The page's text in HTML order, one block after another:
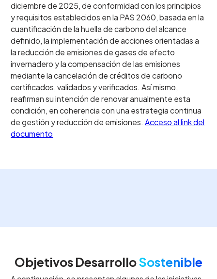
diciembre de 2025, de conformidad con los principios
y requisitos establecidos en la PAS 2060, basada en la
cuantificación de la huella de carbono del alcance
definido, la implementación de acciones orientadas a
la reducción de emisiones de gases de efecto
invernadero y la compensación de las emisiones
mediante la cancelación de créditos de carbono
certificados, validados y verificados. Así mismo,
reafirman su intención de renovar anualmente esta
condición, en coherencia con una estrategia continua
de gestión y reducción de emisiones.Acceso al link del
documento
Objetivos DesarrolloSostenible